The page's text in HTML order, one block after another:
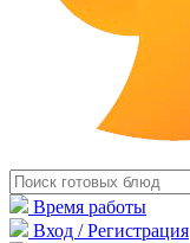
Время работы
Вход / Регистрация